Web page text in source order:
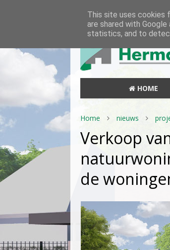
HOME
Home nieuws
Verkoop
de
This site uses cookies
are shared with
statistics, and to